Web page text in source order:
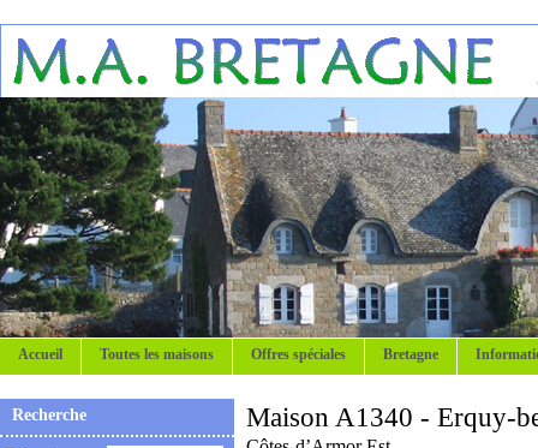
Accueil Toutes les maisons Offres spéciales Bretagne
Recherche Maison A1340 - Erquy-